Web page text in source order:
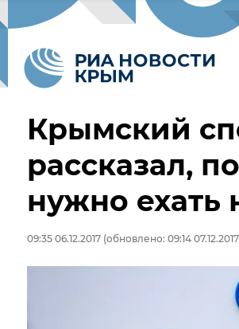
Крымский
рассказал,
нужно ехать
09:35 06.12.2017 (обновлено: 09:14